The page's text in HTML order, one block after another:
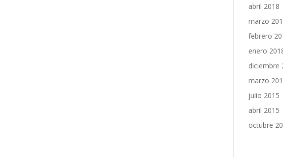
abril 2018
marzo
febrero
enero
diciembre
marzo
julio 2015
abril 2015
octubre